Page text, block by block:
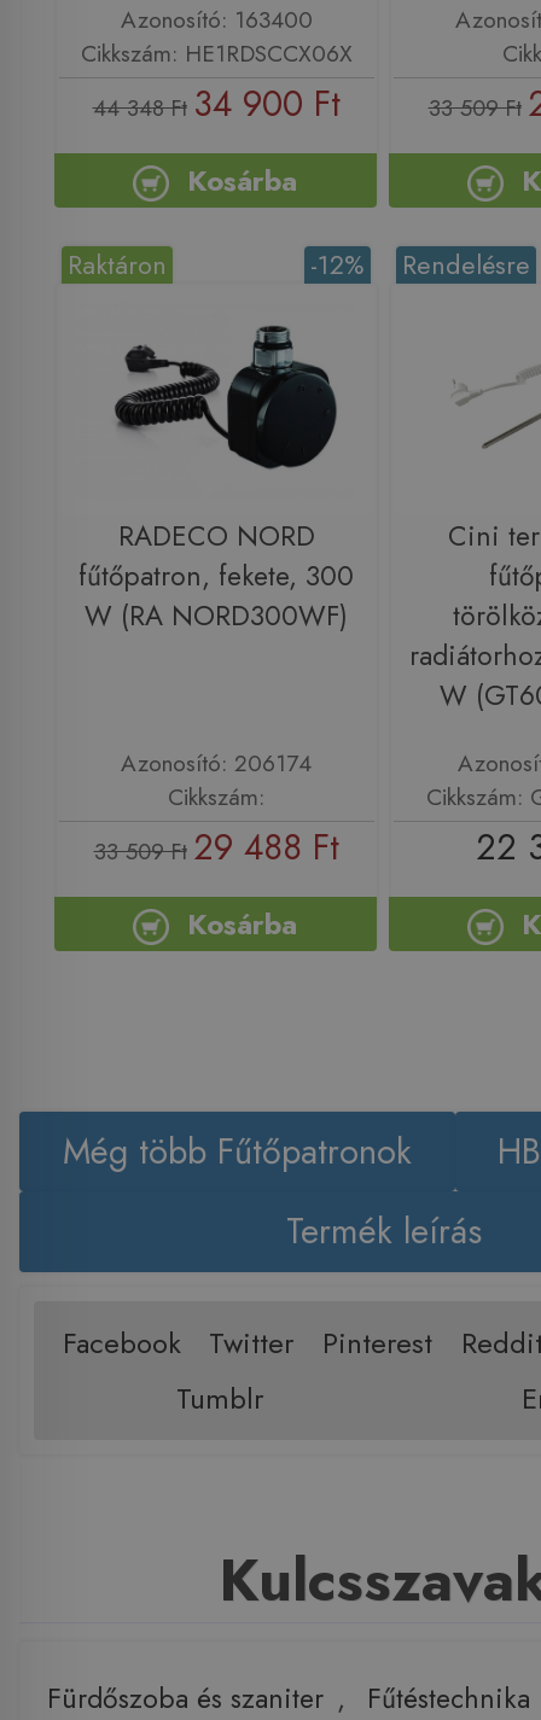
Azonosító: 163400
Cikkszám: HE1RDSCCX06X
44 348 Ft 34 900 Ft
Kosárba
33 509 Ft
-12%
Raktáron
RADECO NORD
fűtőpatron, fekete, 300
W (RA NORD300WF)
Azonosító: 206174
Cikkszám:
33 509 Ft 29 488 Ft
Kosárba
Rendelésre
Cini
W
Cikkszám:
22
Még több Fűtőpatronok
Termék leírás
Facebook Twitter Pinterest
Tumblr
Fürdőszoba és szaniter ,
Fűtéstechnika